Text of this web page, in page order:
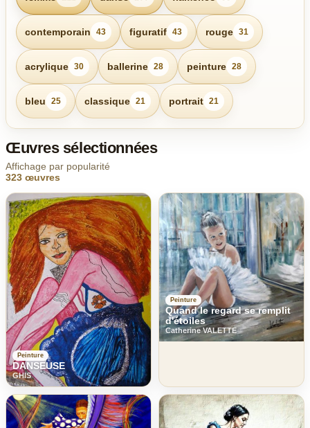
contemporain 43 figuratif 43 rouge 31
acrylique 30 ballerine 28 peinture 28
bleu 25 classique 21 portrait 21
Œuvres sélectionnées
Affichage par popularité
323 œuvres
Peinture
DANSEUSE
GHIS
Peinture
Quand le regard se remplit
d'étoiles
Catherine VALETTE